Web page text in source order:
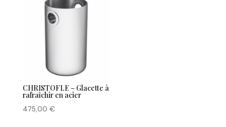
CHRISTOFLE – Glacette à
rafraîchir en acier
475,00 €